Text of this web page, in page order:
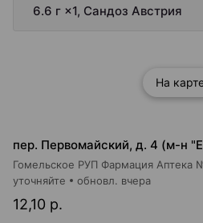
6.6 г ×1, Сандоз Австрия
На
пер. Первомайский, д. 4 (м-н
Гомельское РУП Фармация Аптека
12,10 р.
уточняйте обновл. вчера